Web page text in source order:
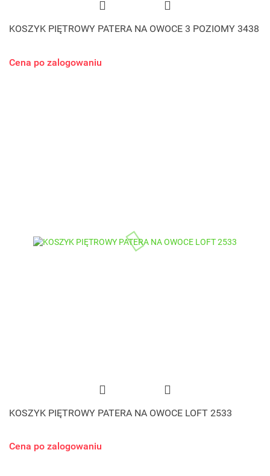
KOSZYK PIĘTROWY PATERA NA OWOCE 3 POZIOMY 3438
Cena po zalogowaniu
KOSZYK PIĘTROWY PATERA NA OWOCE LOFT 2533
Cena po zalogowaniu